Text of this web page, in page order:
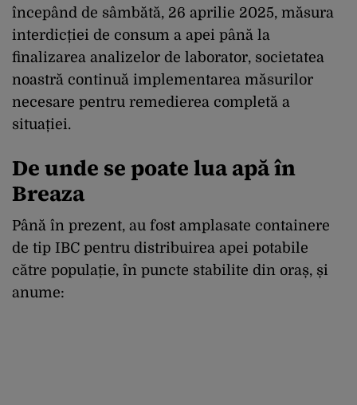
începând de sâmbătă, 26 aprilie 2025, măsura
interdicției de consum a apei până la
finalizarea analizelor de laborator, societatea
noastră continuă implementarea măsurilor
necesare pentru remedierea completă a
situației.
De unde se poate lua apă în
Breaza
Până în prezent, au fost amplasate containere
de tip IBC pentru distribuirea apei potabile
către populație, în puncte stabilite din oraș, și
anume: